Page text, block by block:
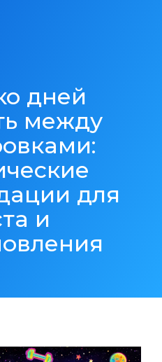
дней
между
для
и